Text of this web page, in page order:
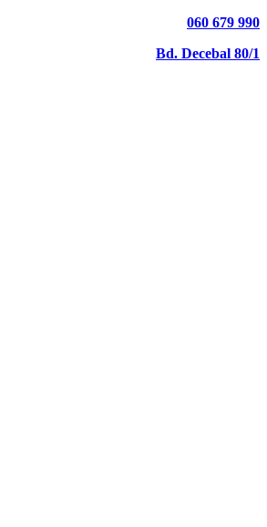
060 679 990
Bd. Decebal 80/1